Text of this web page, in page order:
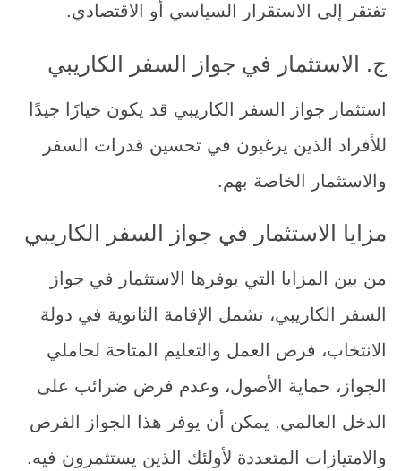
تفتقر إلى الاستقرار السياسي أو الاقتصادي.
ج. الاستثمار في جواز السفر الكاريبي
استثمار جواز السفر الكاريبي قد يكون خيارًا جيدًا
للأفراد الذين يرغبون في تحسين قدرات السفر
والاستثمار الخاصة بهم.
مزايا الاستثمار في جواز السفر الكاريبي
من بين المزايا التي يوفرها الاستثمار في جواز
السفر الكاريبي، تشمل الإقامة الثانوية في دولة
الانتخاب، فرص العمل والتعليم المتاحة لحاملي
الجواز، حماية الأصول، وعدم فرض ضرائب على
الدخل العالمي. يمكن أن يوفر هذا الجواز الفرص
والامتيازات المتعددة لأولئك الذين يستثمرون فيه.